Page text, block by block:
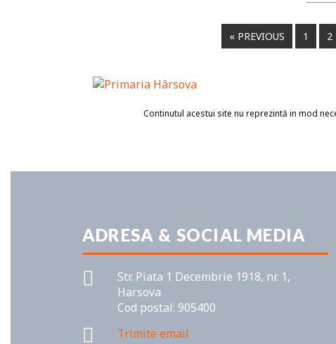
« PREVIOUS 1 2
Continutul acestui site nu reprezintă in mod
ADRESA & SOCIAL MEDIA
Str. Piata 1 Decembrie 1918, nr. 1,
Harsova
Cod postal: 905400
Trimite email